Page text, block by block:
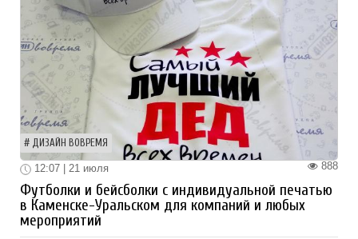
ДИЗАЙН ВОВРЕМЯ
888
12:07 | 21 июля
Футболки и бейсболки с индивидуальной печатью
в Каменске-Уральском для компаний и любых
мероприятий